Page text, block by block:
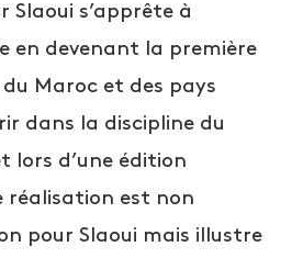
Slaoui s’apprête à
en devenant la première
Maroc et des pays
dans la discipline du
lors d’une édition
réalisation est non
pour Slaoui mais illustre